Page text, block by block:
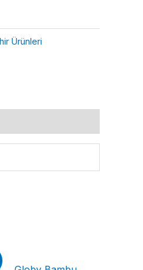
Ürünleri